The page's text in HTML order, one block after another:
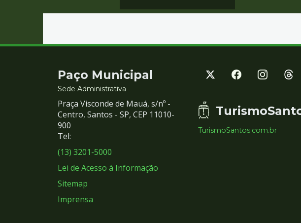
Contato
e
Redes
Sociais
Paço Municipal
Sede Administrativa
Praça Visconde de Mauá, s/nº -
Centro, Santos - SP, CEP 11010-
900
Tel:
(13) 3201-5000
Lei de Acesso à Informação
Sitemap
Imprensa
TurismoSantos.com.br